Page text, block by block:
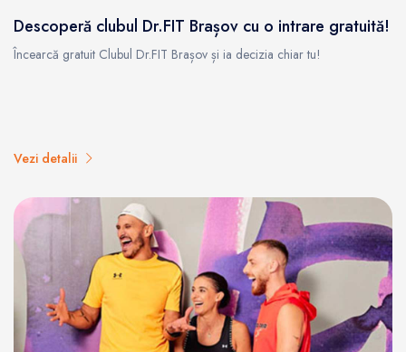
Descoperă clubul Dr.FIT Brașov cu o intrare gratuită!
Încearcă gratuit Clubul Dr.FIT Brașov și ia decizia chiar tu!
Vezi detalii